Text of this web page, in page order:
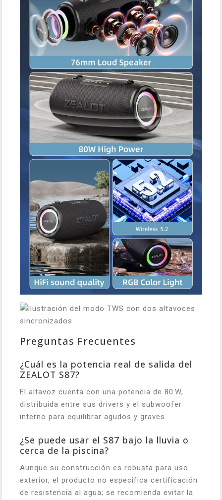
Preguntas Frecuentes
¿Cuál es la potencia real de salida del
ZEALOT S87?
El altavoz cuenta con una potencia de 80 W,
distribuida entre sus drivers y el subwoofer
interno para equilibrar agudos y graves.
¿Se puede usar el S87 bajo la lluvia o
cerca de la piscina?
Aunque su construcción es robusta para uso
exterior, el producto no especifica certificación
de resistencia al agua; se recomienda evitar la